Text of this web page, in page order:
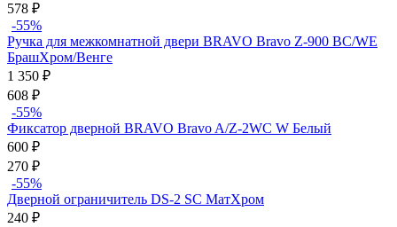
578 ₽
-55%
Ручка для межкомнатной двери BRAVO Bravo Z-900 BС/WE
БрашХром/Венге
1 350 ₽
608 ₽
-55%
Фиксатор дверной BRAVO Bravo A/Z-2WC W Белый
600 ₽
270 ₽
-55%
Дверной ограничитель DS-2 SC МатХром
240 ₽